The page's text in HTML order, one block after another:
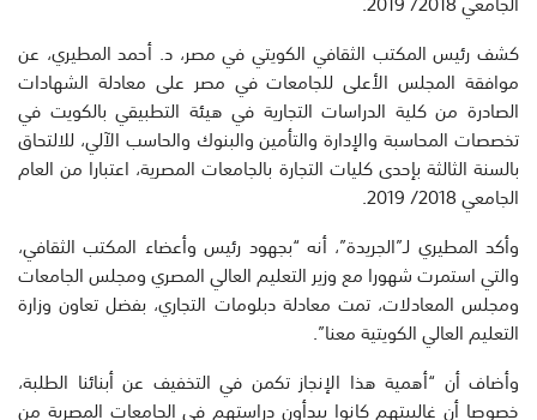
كشف رئيس المكتب الثقافي الكويتي في مصر، د. أحمد المطيري، عن
موافقة المجلس الأعلى للجامعات في مصر على معادلة الشهادات
الصادرة من كلية الدراسات التجارية في هيئة التطبيقي بالكويت في
تخصصات المحاسبة والإدارة والتأمين والبنوك والحاسب الآلي، للالتحاق
بالسنة الثالثة بإحدى كليات التجارة بالجامعات المصرية، اعتبارا من العام
الجامعي 2018/ 2019.
وأكد المطيري لـ”الجريدة”، أنه “بجهود رئيس وأعضاء المكتب الثقافي،
والتي استمرت شهورا مع وزير التعليم العالي المصري ومجلس الجامعات
ومجلس المعادلات، تمت معادلة دبلومات التجاري، بفضل تعاون وزارة
التعليم العالي الكويتية معنا”.
وأضاف أن “أهمية هذا الإنجاز تكمن في التخفيف عن أبنائنا الطلبة،
خصوصا أن غالبيتهم كانوا يبدأون دراستهم في الجامعات المصرية من